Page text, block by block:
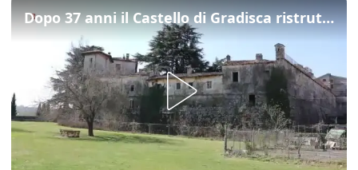
Dopo 37 anni il Castello di Gradisca ristrutturato apre le sue porte al pubblico (Covid permettendo)